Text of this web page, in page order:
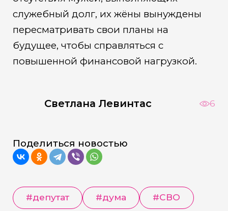
служебный долг, их жёны вынуждены
пересматривать свои планы на
будущее, чтобы справляться с
повышенной финансовой нагрузкой.
Светлана Левинтас 6
Поделиться новостью
#депутат #дума #СВО